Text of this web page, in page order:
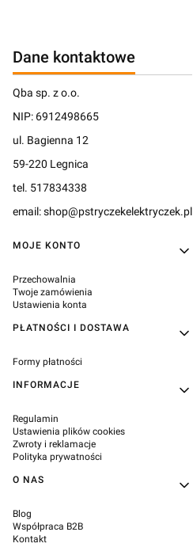
Dane kontaktowe
Qba sp. z o.o.
NIP: 6912498665
ul. Bagienna 12
59-220 Legnica
tel. 517834338
email: shop@pstryczekelektryczek.pl
Linki w stopce
MOJE KONTO
Przechowalnia
Twoje zamówienia
Ustawienia konta
PŁATNOŚCI I DOSTAWA
Formy płatności
INFORMACJE
Regulamin
Ustawienia plików cookies
Zwroty i reklamacje
Polityka prywatności
O NAS
Blog
Współpraca B2B
Kontakt